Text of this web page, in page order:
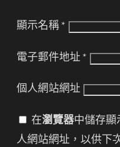
顯示名稱 *
電子郵件地址 *
個人網站網址
在瀏覽器中儲存顯
人網站網址，以供下